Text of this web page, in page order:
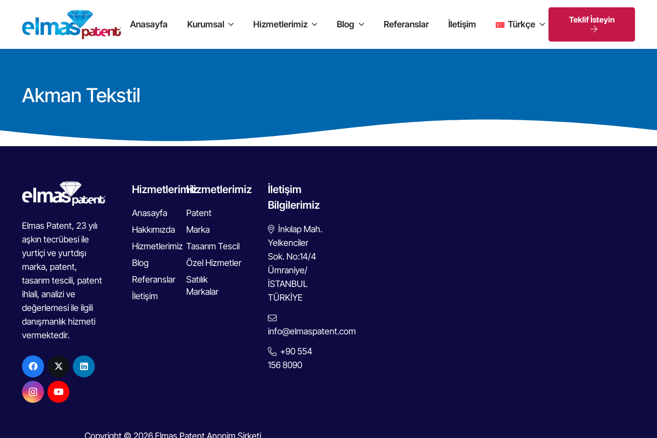
Anasayfa Kurumsal Hizmetlerimiz Blog Referanslar İletişim Türkçe Teklif İsteyin
Akman Tekstil
Elmas Patent, 23 yılı
aşkın tecrübesi ile
yurtiçi ve yurtdışı
marka, patent,
tasarım tescili, patent
ihlali, analizi ve
değerlemesi ile ilgili
danışmanlık hizmeti
vermektedir.
Hizmetlerimiz
Anasayfa
Hakkımızda
Hizmetlerimiz
Blog
Referanslar
İletişim
Hizmetlerimiz
Patent
Marka
Tasarım Tescil
Özel Hizmetler
Satılık
Markalar
İletişim
Bilgilerimiz
İnkılap Mah.
Yelkenciler
Sok. No:14/4
Ümraniye/
İSTANBUL
TÜRKİYE
info@elmaspatent.com
+90 554
156 8090
Copyright © 2026 Elmas Patent Anonim Şirketi